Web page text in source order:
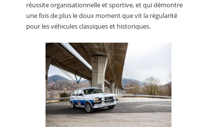
réussite organisationnelle et sportive, et qui démontre
une fois de plus le doux moment que vit la régularité
pour les véhicules classiques et historiques.